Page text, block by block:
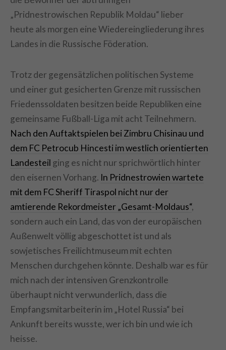
„Pridnestrowischen Republik Moldau“ lieber
heute als morgen eine Wiedereingliederung ihres
Landes in die Russische Föderation.
Trotz der gegensätzlichen politischen Systeme
und einer gut gesicherten Grenze mit russischen
Friedenssoldaten besitzen beide Republiken eine
gemeinsame Fußball-Liga mit acht Teilnehmern.
Nach den Auftaktspielen bei Zimbru Chisinau und
dem FC Petrocub Hincesti im westlich orientierten
Landesteil ging es nicht nur sprichwörtlich hinter
den eisernen Vorhang. In Pridnestrowien wartete
mit dem FC Sheriff Tiraspol nicht nur der
amtierende Rekordmeister „Gesamt-Moldaus“,
sondern auch ein Land, das von der europäischen
Außenwelt völlig abgeschottet ist und als
sowjetisches Freilichtmuseum mit echten
Menschen durchgehen könnte. Deshalb war es für
mich nach der intensiven Grenzkontrolle
überhaupt nicht verwunderlich, dass die
Empfangsmitarbeiterin im „Hotel Russia“ bei
Ankunft bereits wusste, wer ich bin und wie ich
heisse.